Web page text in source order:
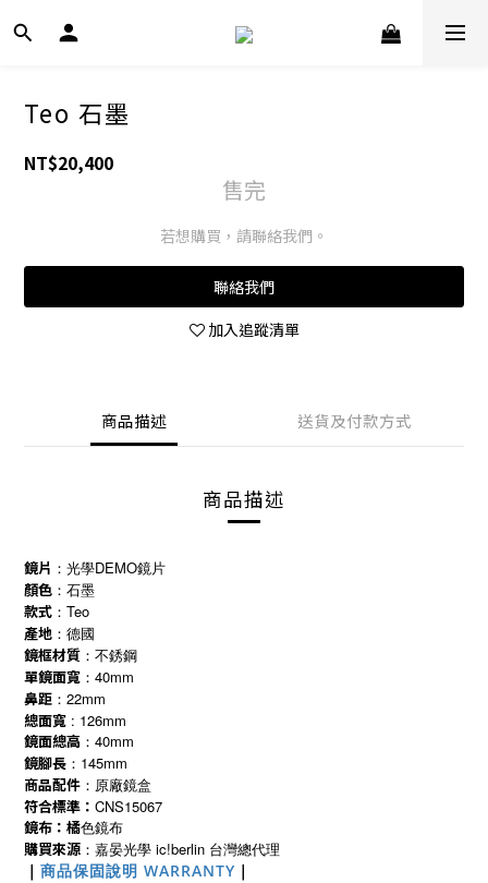
Teo 石墨
NT$20,400
售完
若想購買，請聯絡我們。
聯絡我們
加入追蹤清單
商品描述 送貨及付款方式
商品描述
鏡片 ：光學DEMO鏡片
顏色 ：石墨
款式 ：Teo
產地 ：德國
鏡框材質 ：不銹鋼
單鏡面寬 ：40mm
鼻距 ：22mm
總面寬 : 126mm
鏡面總高 ：40mm
鏡腳長 ：145mm
商品配件 ：原廠鏡盒
符合標準： CNS15067
鏡布：橘色鏡布
購買來源 ：嘉晏光學 ic!berlin 台灣總代理
｜ 商品保固說明 WARRANTY ｜